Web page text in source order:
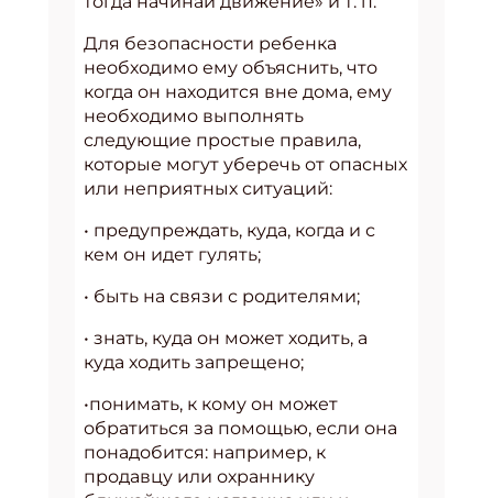
Для безопасности ребенка
необходимо ему объяснить, что
когда он находится вне дома, ему
необходимо выполнять
следующие простые правила,
которые могут уберечь от опасных
или неприятных ситуаций:
• предупреждать, куда, когда и с
кем он идет гулять;
• быть на связи с родителями;
• знать, куда он может ходить, а
куда ходить запрещено;
•понимать, к кому он может
обратиться за помощью, если она
понадобится: например, к
продавцу или охраннику